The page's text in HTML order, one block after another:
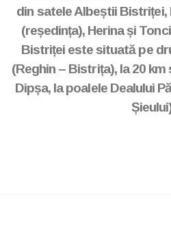
din satele Albeștii Bistriței,
(reședința), Herina și
Bistriței este situată pe
(Reghin – Bistrița), la 20
Dipșa, la poalele Dealului